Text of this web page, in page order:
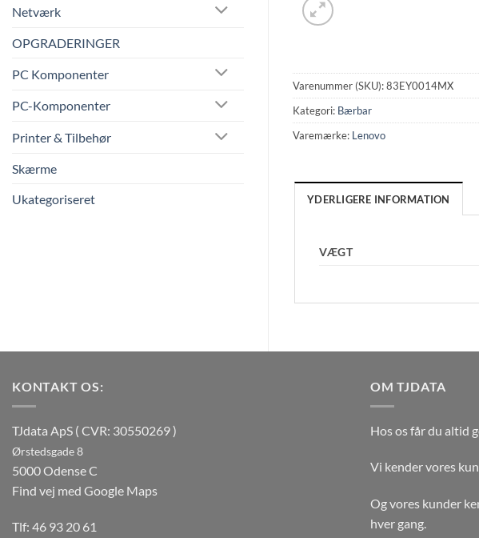
Netværk
OPGRADERINGER
PC Komponenter
PC-Komponenter
Printer & Tilbehør
Skærme
Ukategoriseret
Varenummer (SKU):83EY0014MX
Kategori: Bærbar
Varemærke: Lenovo
YDERLIGERE INFORMATION
VÆGT
KONTAKT OS:
TJdata ApS ( CVR: 30550269 )
Ørstedsgade 8
5000 Odense C
Find vej med Google Maps
Tlf: 46 93 20 61
OM TJDATA
Hos os får du altid
Vi kender vores
Og vores kunder
hver gang.